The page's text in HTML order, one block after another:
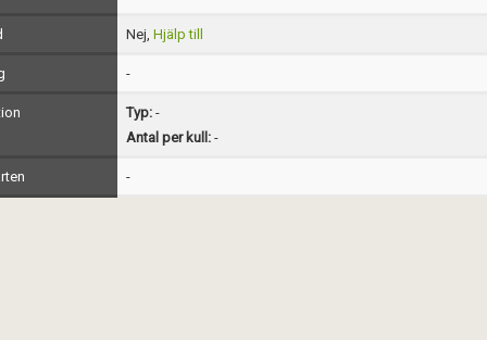
Nej, Hjälp till
-
Typ:-
Antal per kull:-
-